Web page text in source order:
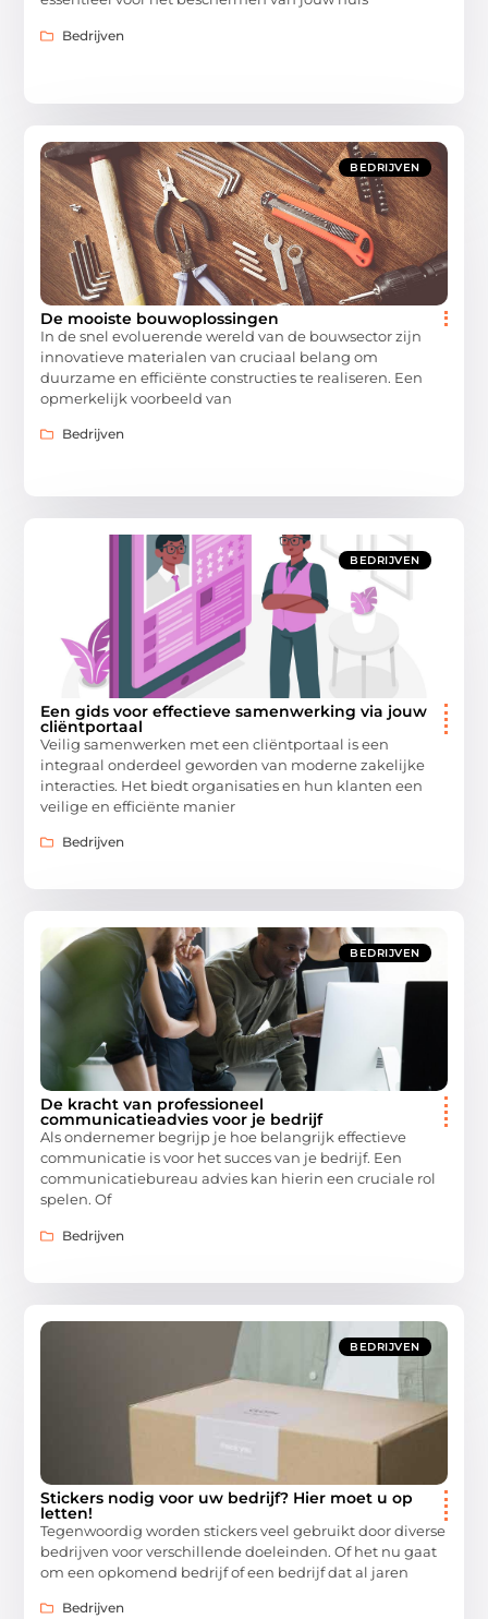
Bedrijven
BEDRIJVEN
De mooiste bouwoplossingen
In de snel evoluerende wereld van de bouwsector zijn
innovatieve materialen van cruciaal belang om
duurzame en efficiënte constructies te realiseren. Een
opmerkelijk voorbeeld van
Bedrijven
BEDRIJVEN
Een gids voor effectieve samenwerking via jouw
cliëntportaal
Veilig samenwerken met een cliëntportaal is een
integraal onderdeel geworden van moderne zakelijke
interacties. Het biedt organisaties en hun klanten een
veilige en efficiënte manier
Bedrijven
BEDRIJVEN
De kracht van professioneel
communicatieadvies voor je bedrijf
Als ondernemer begrijp je hoe belangrijk effectieve
communicatie is voor het succes van je bedrijf. Een
communicatiebureau advies kan hierin een cruciale rol
spelen. Of
Bedrijven
BEDRIJVEN
Stickers nodig voor uw bedrijf? Hier moet u op
letten!
Tegenwoordig worden stickers veel gebruikt door diverse
bedrijven voor verschillende doeleinden. Of het nu gaat
om een opkomend bedrijf of een bedrijf dat al jaren
Bedrijven